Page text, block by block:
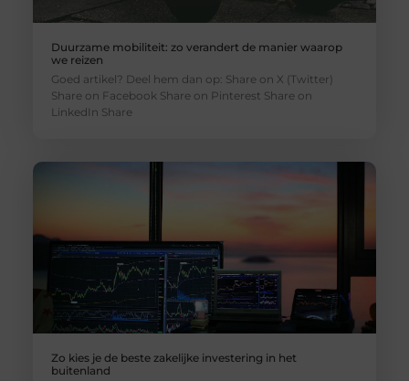
Duurzame mobiliteit: zo verandert de manier waarop
we reizen
Goed artikel? Deel hem dan op: Share on X (Twitter)
Share on Facebook Share on Pinterest Share on
LinkedIn Share
Zo kies je de beste zakelijke investering in het
buitenland